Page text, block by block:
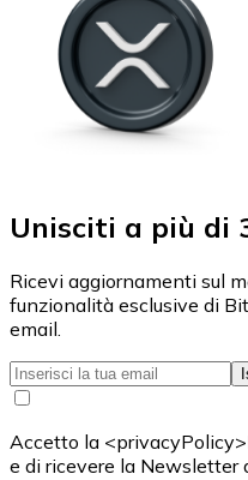
Unisciti a più di
Ricevi aggiornamenti sul
funzionalità esclusive di
email.
Accetto la
e di ricevere la Newsletter